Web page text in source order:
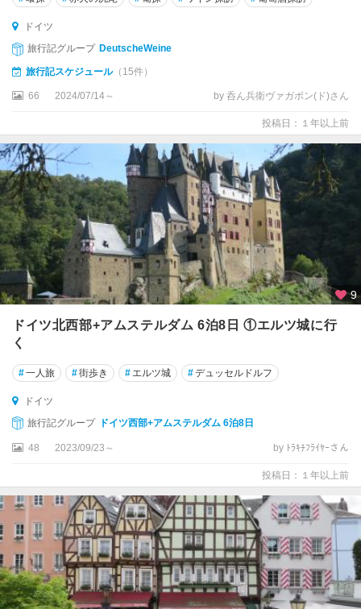
ュ
ト
ラ
ー
ル
ズ
シ
ュ
バ
ン
ガ
ウ
シ
ュ
イ
ヤ
ー
シ
ュ
レ
ス
ッ
・
ホ
ル
シ
ュ
ドイツ
旅行記グループ DeutscheWeine
旅行記スケジュール（15件）
66 2024/07/14～ by 呑ん兵衛ヴァガボン(ド)さん
投稿日：１年以上前
9
ドイツ北西部+アムステルダム 6泊8日 ①エルツ城に行
く
#一人旅 #街歩き # エルツ城 #デュッセルドルフ
ドイツ
旅行記グループ
ドイツ西部+アムステルダム 6泊8日
48 2023/09/23～ by ﾄﾗｷﾁﾌﾗｲﾔｰさん
投稿日：１年以上前